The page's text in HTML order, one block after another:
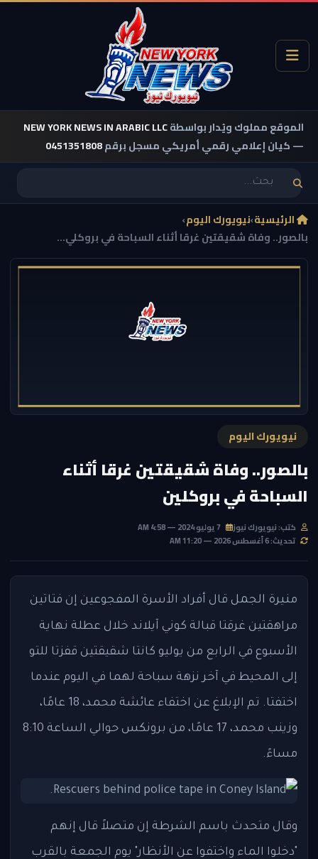
الموقع مملوك ويُدار بواسطةNEW YORK NEWS IN ARABIC LLC
— كيان إعلامي رقمي أمريكي مسجل برقم0451351808
الرئيسية›نيويورك اليوم›
بالصور.. وفاة شقيقتين غرقا أثناء السباحة في بروكلي...
نيويورك اليوم
بالصور.. وفاة شقيقتين غرقا أثناء
السباحة في بروكلين
كتب: نيويورك نيوز
تحديث: 6 أغسطس 2026 — 11:20 AM
منيرة الجمل قال أفراد الأسرة المفجوعين إن فتاتين
مراهقتين غرقتا قبالة كوني آيلاند خلال عطلة نهاية
الأسبوع في الرابع من يوليو كانتا شقيقتين قفزتا للتو
إلى المحيط في آخر نزهة سباحة لهما في اليوم عندما
اختفتا. تم الإبلاغ عن اختفاء عائشة محمد، 18 عامًا،
وزينب محمد، 17 عامًا، من برونكس حوالي الساعة 8:10
مساءً.
وقال متحدث باسم الشرطة إن متصلاً قال إنهم
"دخلوا الماء واختفوا عن الأنظار" يوم الجمعة بالقرب